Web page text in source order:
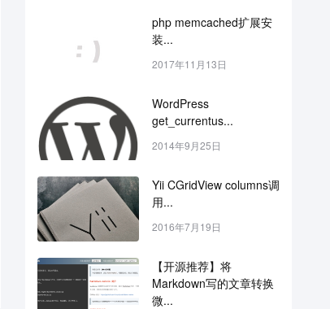
php memcached扩展安
装...
2017年11月13日
WordPress
get_currentus...
2014年9月25日
Yii CGridView columns调
用...
2016年7月19日
【开源推荐】将
Markdown写的文章转换
微...